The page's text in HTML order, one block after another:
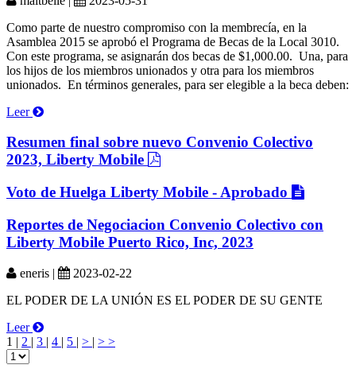
Como parte de nuestro compromiso con la membrecía, en la
Asamblea 2015 se aprobó el Programa de Becas de la Local 3010.
Con este programa, se asignarán dos becas de $1,000.00. Una, para
los hijos de los miembros unionados y otra para los miembros
unionados. En términos generales, para ser elegible a la beca deben:
Leer
Resumen final sobre nuevo Convenio Colectivo
2023, Liberty Mobile
Voto de Huelga Liberty Mobile - Aprobado
Reportes de Negociacion Convenio Colectivo con
Liberty Mobile Puerto Rico, Inc, 2023
eneris |
2023-02-22
EL PODER DE LA UNIÓN ES EL PODER DE SU GENTE
Leer
1 | 2 | 3 | 4 | 5 | > | > >